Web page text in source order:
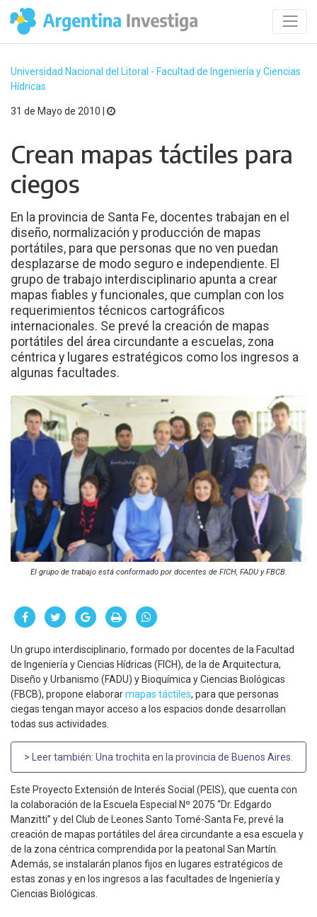
Universidad Nacional del Litoral - Facultad de Ingeniería y Ciencias
Hídricas
31 de Mayo de 2010 |
Crean mapas táctiles para
ciegos
En la provincia de Santa Fe, docentes trabajan en el
diseño, normalización y producción de mapas
portátiles, para que personas que no ven puedan
desplazarse de modo seguro e independiente. El
grupo de trabajo interdisciplinario apunta a crear
mapas fiables y funcionales, que cumplan con los
requerimientos técnicos cartográficos
internacionales. Se prevé la creación de mapas
portátiles del área circundante a escuelas, zona
céntrica y lugares estratégicos como los ingresos a
algunas facultades.
El grupo de trabajo está conformado por docentes de FICH, FADU y FBCB.
Un grupo interdisciplinario, formado por docentes de la Facultad
de Ingeniería y Ciencias Hídricas (FICH), de la de Arquitectura,
Diseño y Urbanismo (FADU) y Bioquímica y Ciencias Biológicas
(FBCB), propone elaborarmapas táctiles, para que personas
ciegas tengan mayor acceso a los espacios donde desarrollan
todas sus actividades.
> Leer también: Una trochita en la provincia de Buenos Aires
Este Proyecto Extensión de Interés Social (PEIS), que cuenta con
la colaboración de la Escuela Especial Nº 2075 “Dr. Edgardo
Manzitti” y del Club de Leones Santo Tomé-Santa Fe, prevé la
creación de mapas portátiles del área circundante a esa escuela y
de la zona céntrica comprendida por la peatonal San Martín.
Además, se instalarán planos fijos en lugares estratégicos de
estas zonas y en los ingresos a las facultades de Ingeniería y
Ciencias Biológicas.